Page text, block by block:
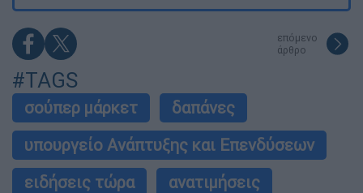
επόμενο
άρθρο
#TAGS
σούπερ μάρκετ
δαπάνες
υπουργείο Ανάπτυξης και Επενδύσεων
ειδήσεις τώρα
ανατιμήσεις